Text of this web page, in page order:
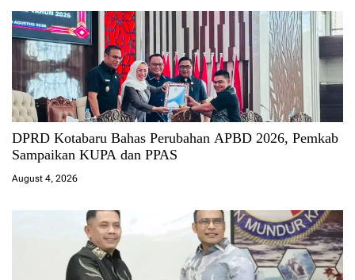
DPRD Kotabaru Bahas Perubahan APBD 2026, Pemkab
Sampaikan KUPA dan PPAS
August 4, 2026